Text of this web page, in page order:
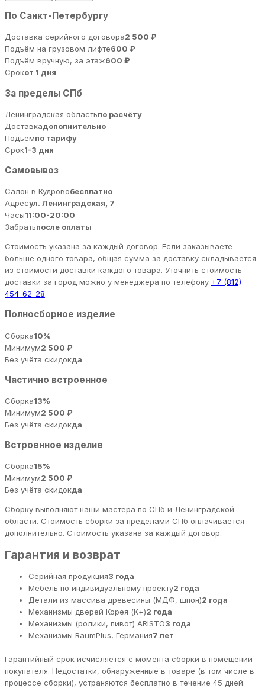
По Санкт-Петербургу
Доставка серийного договора2 500 ₽
Подъём на грузовом лифте600 ₽
Подъём вручную, за этаж600 ₽
Срокот 1 дня
За пределы СПб
Ленинградская областьпо расчёту
Доставкадополнительно
Подъёмпо тарифу
Срок1-3 дня
Самовывоз
Салон в Кудровобесплатно
Адресул. Ленинградская, 7
Часы11:00-20:00
Забратьпосле оплаты
Стоимость указана за каждый договор. Если заказываете
больше одного товара, общая сумма за доставку складывается
из стоимости доставки каждого товара. Уточнить стоимость
доставки за город можно у менеджера по телефону +7 (812)
454-62-28.
Полносборное изделие
Сборка10%
Минимум2 500 ₽
Без учёта скидокда
Частично встроенное
Сборка13%
Минимум2 500 ₽
Без учёта скидокда
Встроенное изделие
Сборка15%
Минимум2 500 ₽
Без учёта скидокда
Сборку выполняют наши мастера по СПб и Ленинградской
области. Стоимость сборки за пределами СПб оплачивается
дополнительно. Стоимость указана за каждый договор.
Гарантия и возврат
Серийная продукция3 года
Мебель по индивидуальному проекту2 года
Детали из массива древесины (МДФ, шпон)2 года
Механизмы дверей Корея (К+)2 года
Механизмы (ролики, пивот) ARISTO3 года
Механизмы RaumPlus, Германия7 лет
Гарантийный срок исчисляется с момента сборки в помещении
покупателя. Недостатки, обнаруженные в товаре (в том числе в
процессе сборки), устраняются бесплатно в течение 45 дней.